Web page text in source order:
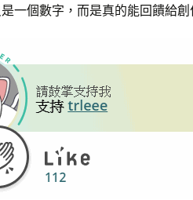
一個數字，而是真的能回饋給創